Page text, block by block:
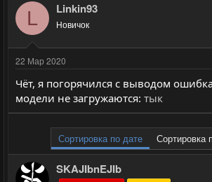
р
т
м
ы
н
а
а
L Linkin93
Новичок
22 Мар 2020
Чёт, я погорячился с выводом
модели не загружаются: тык
Сортировка по дате Сортировка
SKAJIbnEJIb